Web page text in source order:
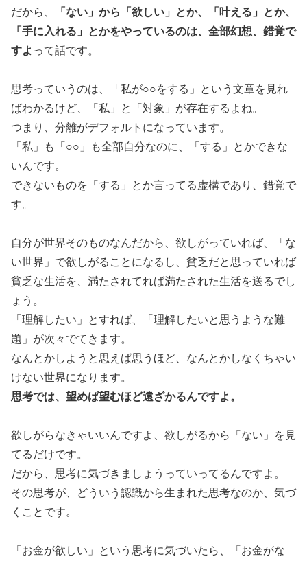
だから、
「ない」から「欲しい」とか、「叶える」とか、
「手に入れる」とかをやっているのは、全部幻想、錯覚で
すよって話です。
思考っていうのは、「私が○○をする」という文章を見れ
ばわかるけど、「私」と「対象」が存在するよね。
つまり、分離がデフォルトになっています。
「私」も「○○」も全部自分なのに、「する」とかできな
いんです。
できないものを「する」とか言ってる虚構であり、錯覚で
す。
自分が世界そのものなんだから、欲しがっていれば、「な
い世界」で欲しがることになるし、貧乏だと思っていれば
貧乏な生活を、満たされてれば満たされた生活を送るでし
ょう。
「理解したい」とすれば、「理解したいと思うような難
題」が次々でてきます。
なんとかしようと思えば思うほど、なんとかしなくちゃい
けない世界になります。
思考では、望めば望むほど遠ざかるんですよ。
欲しがらなきゃいいんですよ、欲しがるから「ない」を見
てるだけです。
だから、思考に気づきましょうっていってるんですよ。
その思考が、どういう認識から生まれた思考なのか、気づ
くことです。
「お金が欲しい」という思考に気づいたら、「お金がな